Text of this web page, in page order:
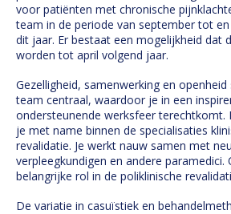
voor patiënten met chronische
team in de periode van september tot
dit jaar. Er bestaat een mogelijkheid dat
worden tot april volgend jaar.
Gezelligheid, samenwerking en
team centraal, waardoor je in een
ondersteunende werksfeer terechtkomt.
je met name binnen de specialisaties
revalidatie. Je werkt nauw samen met
verpleegkundigen en andere paramedici.
belangrijke rol in de poliklinische
De variatie in casuïstiek en